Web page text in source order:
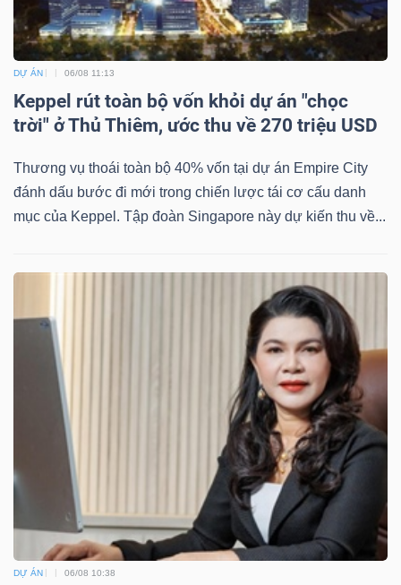
DỰ ÁN 06/08 11:13
Keppel rút toàn bộ vốn khỏi dự án "chọc
trời" ở Thủ Thiêm, ước thu về 270 triệu USD
Thương vụ thoái toàn bộ 40% vốn tại dự án Empire City
đánh dấu bước đi mới trong chiến lược tái cơ cấu danh
mục của Keppel. Tập đoàn Singapore này dự kiến thu về...
DỰ ÁN 06/08 10:38